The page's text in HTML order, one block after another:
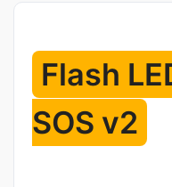
Flash
SOS v2